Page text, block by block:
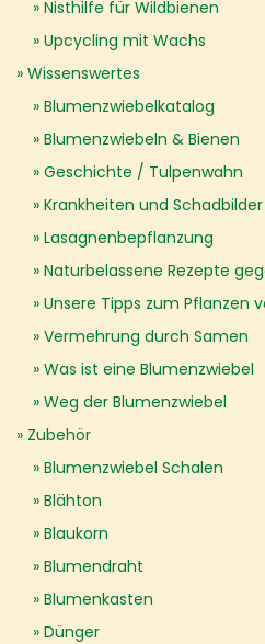
Nisthilfe für Wildbienen
Upcycling mit Wachs
Wissenswertes
Blumenzwiebelkatalog
Blumenzwiebeln & Bienen
Geschichte / Tulpenwahn
Krankheiten und Schadbilder
Lasagnenbepflanzung
Naturbelassene Rezepte
Unsere Tipps zum Pflanzen
Vermehrung durch Samen
Was ist eine Blumenzwiebel
Weg der Blumenzwiebel
Zubehör
Blumenzwiebel Schalen
Blähton
Blaukorn
Blumendraht
Blumenkasten
Dünger